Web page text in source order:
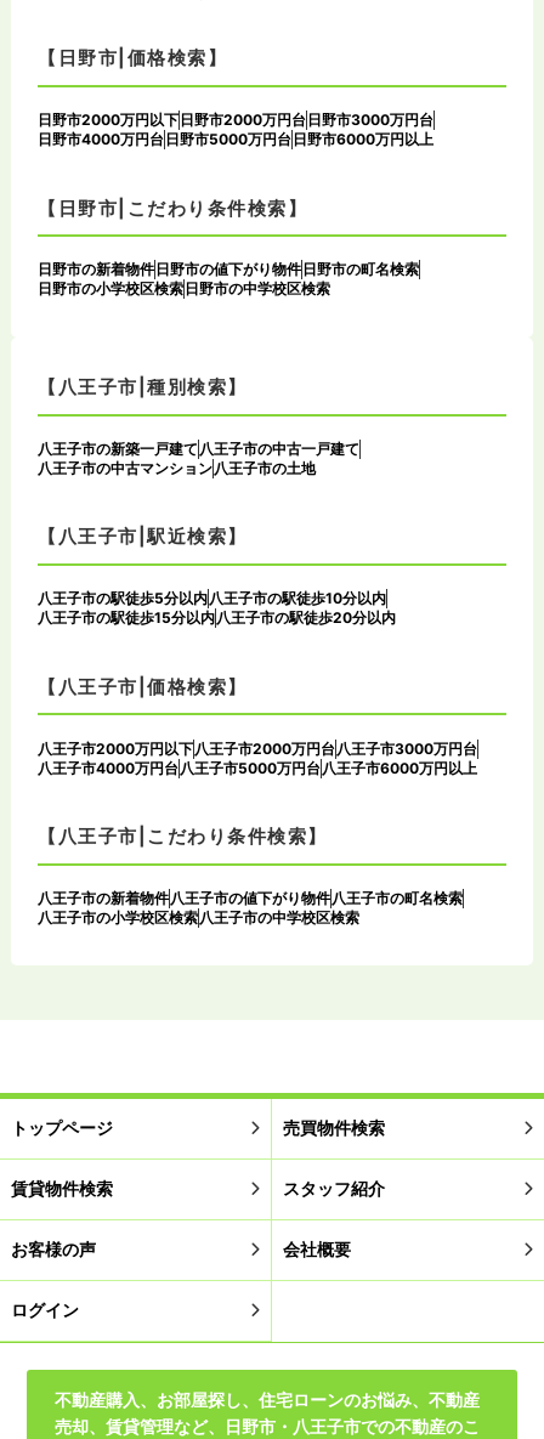
【日野市|価格検索】
日野市2000万円以下 日野市2000万円台 日野市3000万円台
日野市4000万円台 日野市5000万円台 日野市6000万円以上
【日野市|こだわり条件検索】
日野市の新着物件 日野市の値下がり物件 日野市の町名検索
日野市の小学校区検索 日野市の中学校区検索
【八王子市|種別検索】
八王子市の新築一戸建て 八王子市の中古一戸建て
八王子市の中古マンション 八王子市の土地
【八王子市|駅近検索】
八王子市の駅徒歩5分以内八王子市の駅徒歩10分以内
八王子市の駅徒歩15分以内八王子市の駅徒歩20分以内
【八王子市|価格検索】
八王子市2000万円以下 八王子市2000万円台 八王子市3000万円台
八王子市4000万円台 八王子市5000万円台 八王子市6000万円以上
【八王子市|こだわり条件検索】
八王子市の新着物件 八王子市の値下がり物件 八王子市の町名検索
八王子市の小学校区検索 八王子市の中学校区検索
トップページ 売買物件検索
賃貸物件検索 スタッフ紹介
お客様の声 会社概要
ログイン
不動産購入、お部屋探し、住宅ローンのお悩み、不動産
売却、賃貸管理など、日野市・八王子市での不動産のこ